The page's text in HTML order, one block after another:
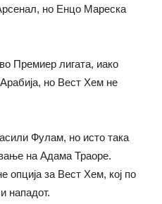
но Енцо Мареска
Премиер лигата, иако
но Вест Хем не
Фулам, но исто така
на Адама Траоре.
опција за Вест Хем, кој по
нападот.